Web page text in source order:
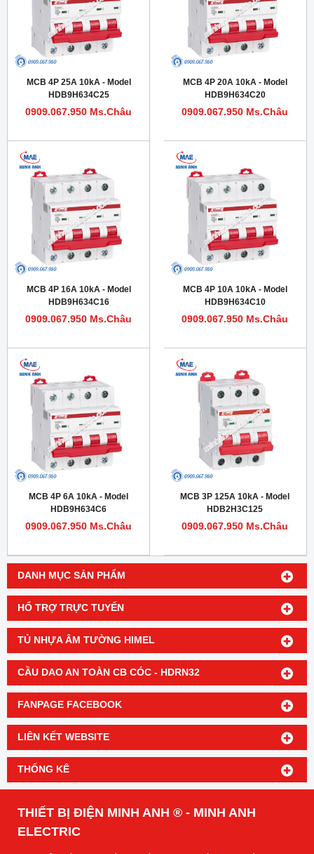
DANH MỤC SẢN PHẨM
HỔ TRỢ TRỰC TUYẾN
TỦ NHỰA ÂM TƯỜNG HIMEL
CẦU DAO AN TOÀN CB CÓC - HDRN32
FANPAGE FACEBOOK
LIÊN KẾT WEBSITE
THỐNG KÊ
MCB 4P 25A 10kA - Model
HDB9H634C25
0909.067.950 Ms.Châu
MCB 4P 20A 10kA - Model
HDB9H634C20
0909.067.950 Ms.Châu
MCB 4P 16A 10kA - Model
HDB9H634C16
0909.067.950 Ms.Châu
MCB 4P 10A 10kA - Model
HDB9H634C10
0909.067.950 Ms.Châu
MCB 4P 6A 10kA - Model
HDB9H634C6
0909.067.950 Ms.Châu
MCB 3P 125A 10kA - Model
HDB2H3C125
0909.067.950 Ms.Châu
THIẾT BỊ ĐIỆN MINH ANH ® - MINH ANH
ELECTRIC